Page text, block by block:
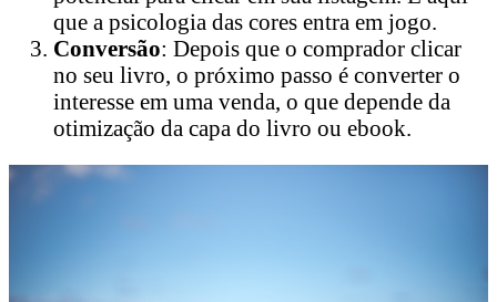
que a psicologia das cores entra em jogo.
Conversão: Depois que o comprador clicar
no seu livro, o próximo passo é converter o
interesse em uma venda, o que depende da
otimização da capa do livro ou ebook.